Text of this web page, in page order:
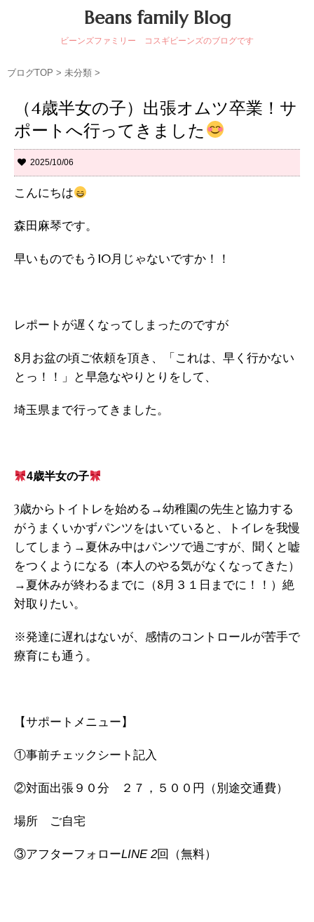
Beans family Blog
ビーンズファミリー コスギビーンズのブログです
ブログTOP > 未分類 >
（4歳半女の子）出張オムツ卒業！サ
ポートへ行ってきました
2025/10/06
こんにちは
森田麻琴です。
早いものでもう10月じゃないですか！！
レポートが遅くなってしまったのですが
8月お盆の頃ご依頼を頂き、「これは、早く行かない
とっ！！」と早急なやりとりをして、
埼玉県まで行ってきました。
4歳半女の子
3歳からトイトレを始める→幼稚園の先生と協力する
がうまくいかずパンツをはいていると、トイレを我慢
してしまう→夏休み中はパンツで過ごすが、聞くと嘘
をつくようになる（本人のやる気がなくなってきた）
→夏休みが終わるまでに（8月３１日までに！！）絶
対取りたい。
※発達に遅れはないが、感情のコントロールが苦手で
療育にも通う。
【サポートメニュー】
①事前チェックシート記入
②対面出張９０分 ２７，５００円（別途交通費）
場所 ご自宅
③アフターフォローLINE 2回（無料）